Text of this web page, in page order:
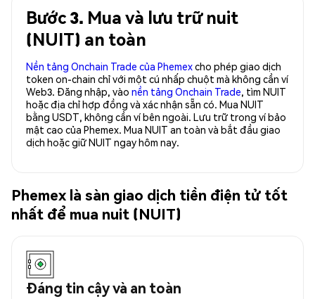
Bước 3. Mua và lưu trữ nuit
(NUIT) an toàn
Nền tảng Onchain Trade của Phemexcho phép giao dịch
token on-chain chỉ với một cú nhấp chuột mà không cần ví
Web3. Đăng nhập, vào nền tảng Onchain Trade, tìm NUIT
hoặc địa chỉ hợp đồng và xác nhận sẵn có. Mua NUIT
bằng USDT, không cần ví bên ngoài. Lưu trữ trong ví bảo
mật cao của Phemex. Mua NUIT an toàn và bắt đầu giao
dịch hoặc giữ NUIT ngay hôm nay.
Phemex là sàn giao dịch tiền điện tử tốt
nhất để mua nuit (NUIT)
Đáng tin cậy và an toàn